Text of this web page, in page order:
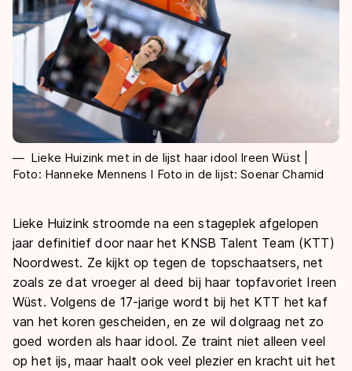
Lieke Huizink met in de lijst haar idool Ireen Wüst |
Foto: Hanneke Mennens I Foto in de lijst: Soenar Chamid
Lieke Huizink stroomde na een stageplek afgelopen
jaar definitief door naar het KNSB Talent Team (KTT)
Noordwest. Ze kijkt op tegen de topschaatsers, net
zoals ze dat vroeger al deed bij haar topfavoriet Ireen
Wüst. Volgens de 17-jarige wordt bij het KTT het kaf
van het koren gescheiden, en ze wil dolgraag net zo
goed worden als haar idool. Ze traint niet alleen veel
op het ijs, maar haalt ook veel plezier en kracht uit het